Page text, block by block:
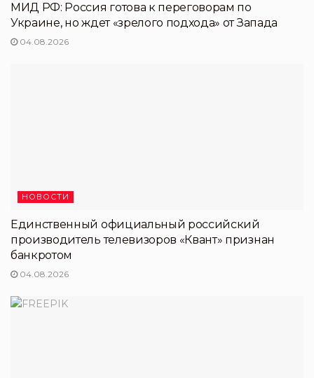
МИД РФ: Россия готова к переговорам по
Украине, но ждет «зрелого подхода» от Запада
04.08.2026
НОВОСТИ
Единственный официальный российский
производитель телевизоров «Квант» признан
банкротом
04.08.2026